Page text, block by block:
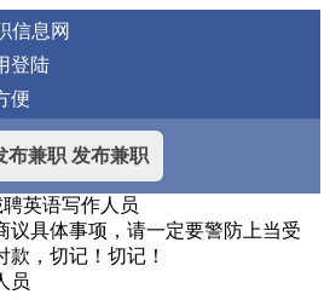
信息网
登陆
便
发布兼职
英语写作人员
议具体事项，请一定要警防上当受
，切记！切记！
员